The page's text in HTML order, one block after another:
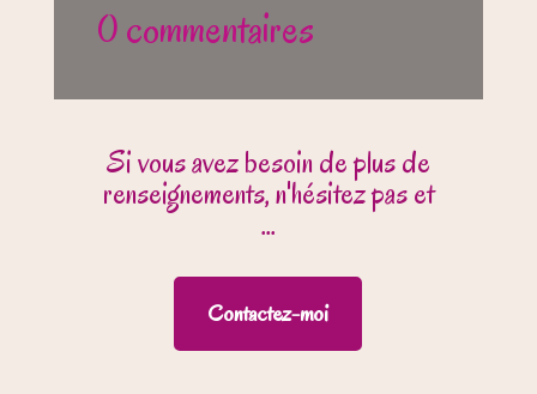
0 commentaires
Si vous avez besoin de plus de
renseignements, n'hésitez pas et
...
Contactez-moi